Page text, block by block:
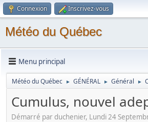
Connexion Inscrivez-vous
Météo du Québec
Menu principal
Météo du Québec ► GÉNÉRAL ► Général ►
Cumulus, nouvel
Démarré par duchenier, Lundi 24